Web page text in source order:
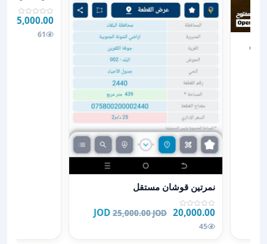
الباشا لم تسكن
عرض تفاصيل نمرتين قوشان مستقل
نمرتين قوشان مستقل
20,000.00 JOD
25,000.00 JOD
45
25,000.00 JOD
61